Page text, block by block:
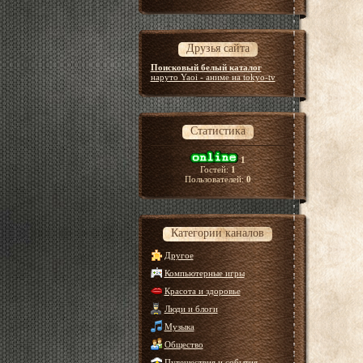
Друзья сайта
Поисковый белый каталог
наруто Yaoi - аниме на tokyo-tv
Статистика
1
Гостей:1
Пользователей:0
Категории каналов
Другое
Компьютерные игры
Красота и здоровье
Люди и блоги
Музыка
Общество